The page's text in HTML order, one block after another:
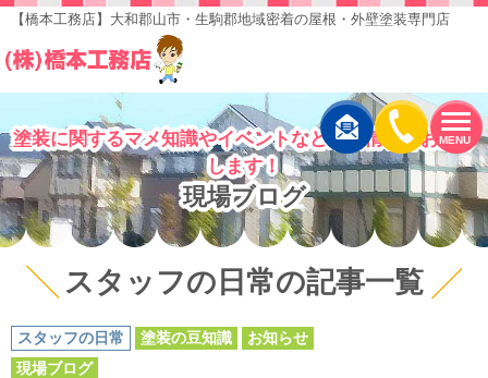
MENU
【橋本工務店】大和郡山市・生駒郡地域密着の屋根・外壁塗装専門店
塗装に関するマメ知識やイベントなど最新情報をお届け
します！
現場ブログ
スタッフの日常の記事一覧
スタッフの日常 塗装の豆知識
お知らせ
現場ブログ